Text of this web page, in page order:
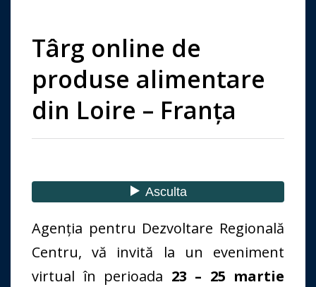
Târg online de
produse alimentare
din Loire – Franța
Agenția pentru Dezvoltare Regională
Centru, vă invită la un eveniment
virtual în perioada 23 – 25 martie